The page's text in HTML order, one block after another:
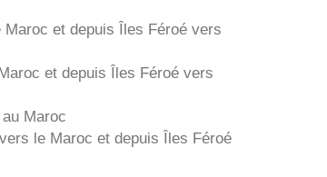
et depuis Îles Féroé vers
et depuis Îles Féroé vers
Maroc
le Maroc et depuis Îles Féroé